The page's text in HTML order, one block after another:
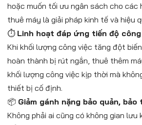
hoặc muốn tối ưu ngân sách cho các
thuê máy là giải pháp kinh tế và hiệu
⏱ Linh hoạt đáp ứng tiến độ
Khi khối lượng công việc tăng đột
hoàn thành bị rút ngắn, thuê thêm
khối lượng công việc kịp thời mà
thiết bị cố định.
📦 Giảm gánh nặng bảo quản, bảo
Không phải ai cũng có không gian lưu